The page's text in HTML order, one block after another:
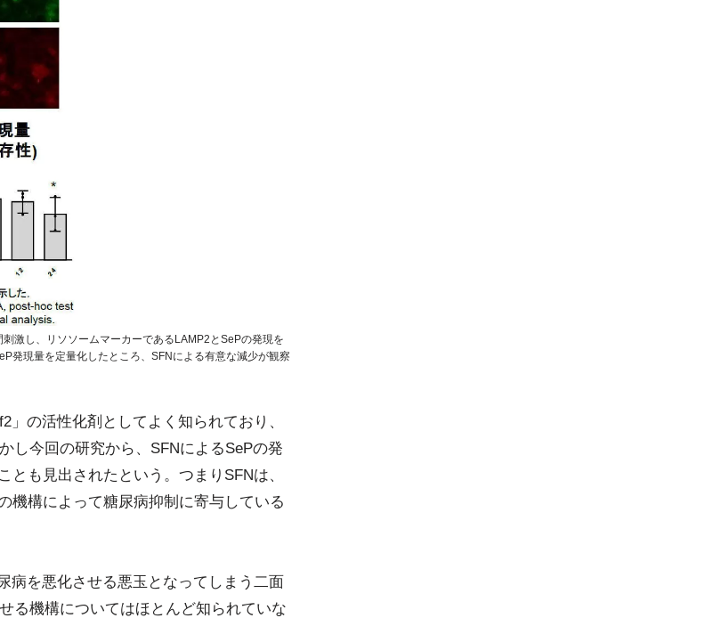
激し、リソソームマーカーであるLAMP2とSePの発現を
発現量を定量化したところ、SFNによる有意な減少が観察
の活性化剤としてよく知られており、
し今回の研究から、SFNによるSePの発
も見出されたという。つまりSFNは、
機構によって糖尿病抑制に寄与している
病を悪化させる悪玉となってしまう二面
る機構についてはほとんど知られていな